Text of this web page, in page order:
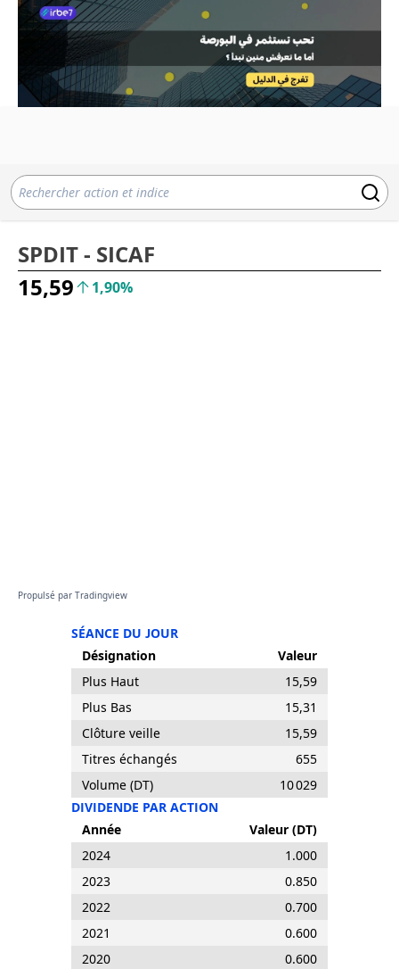
SPDIT - SICAF
15,59
1,90%
Propulsé par Tradingview
SÉANCE DU JOUR
Désignation
Valeur
Plus Haut
15,59
Plus Bas
15,31
Clôture veille
15,59
Titres échangés
655
Volume (DT)
10 029
DIVIDENDE PAR ACTION
Année
Valeur (DT)
2024
1.000
2023
0.850
2022
0.700
2021
0.600
2020
0.600